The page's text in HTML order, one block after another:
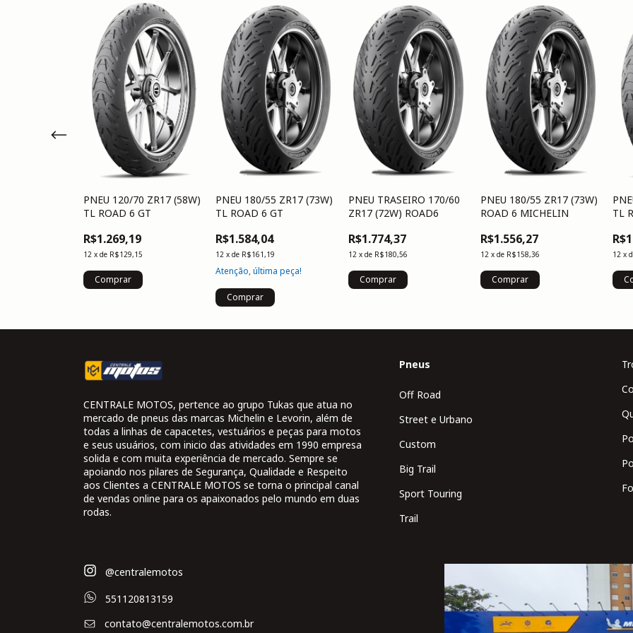
70 ZR17 +
PNEU 120/70 ZR17 (58W)
TL ROAD 6 GT
R$1.269,19
12 x de R$129,15
PNEU 180/55 ZR17 (73W)
TL ROAD 6 GT
R$1.584,04
12 xde R$161,19
Atenção, última peça!
PNEU TRASEIRO 170/60
ZR17 (72W) ROAD6
R$1.774,37
12 x de R$180,56
PNEU 180/55 ZR17 (73W)
ROAD 6 MICHELIN
R$1.556,27
12 x de R$158,36
TL
12 x
CENTRALE MOTOS, pertence ao grupo Tukas que atua no
mercado de pneus das marcas Michelin e Levorin, além de
todas a linhas de capacetes, vestuários e peças para motos
e seus usuários, com inicio das atividades em 1990 empresa
solida e com muita experiência de mercado. Sempre se
apoiando nos pilares de Segurança, Qualidade e Respeito
aos Clientes a CENTRALE MOTOS se torna o principal canal
de vendas online para os apaixonados pelo mundo em duas
rodas.
Pneus
Off Road
Street e Urbano
Custom
Big Trail
Sport Touring
Trail
@centralemotos
551120813159
contato@centralemotos.com.br